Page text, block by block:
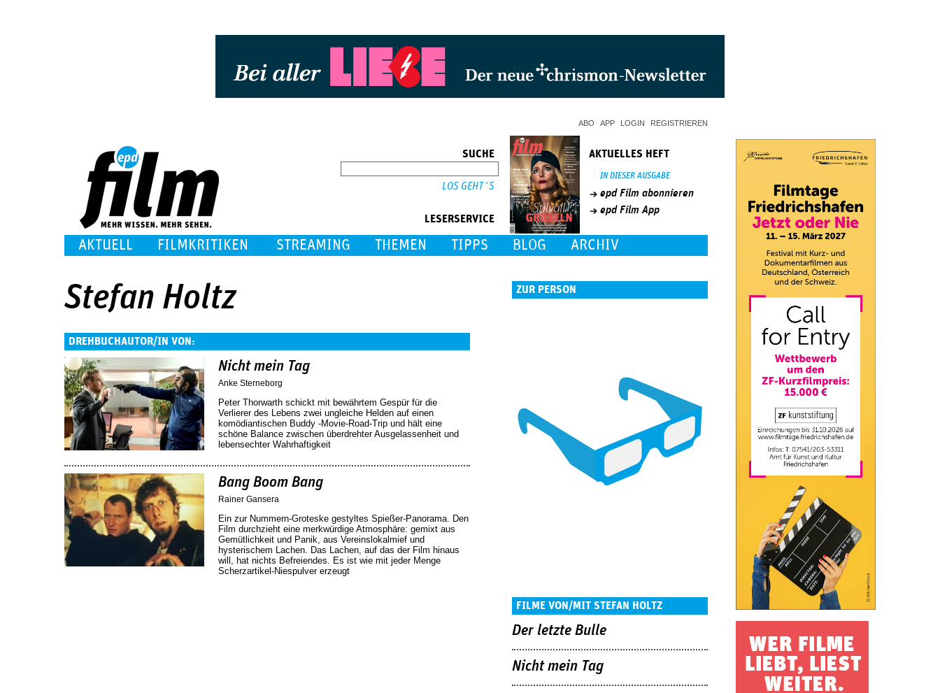
ABO APP LOGIN REGISTRIEREN
SUCHE
LESERSERVICE
AKTUELLES HEFT
IN DIESER AUSGABE
epd Film abonnieren
epd Film App
AKTUELL FILMKRITIKEN STREAMING THEMEN TIPPS BLOG ARCHIV
Stefan Holtz
DREHBUCHAUTOR/IN VON:
Nicht mein Tag
Anke Sterneborg
Peter Thorwarth schickt mit bewährtem Gespür für die
Verlierer des Lebens zwei ungleiche Helden auf einen
komödiantischen Buddy -Movie-Road-Trip und hält eine
schöne Balance zwischen überdrehter Ausgelassenheit und
lebensechter Wahrhaftigkeit
Bang Boom Bang
Rainer Gansera
Ein zur Nummern-Groteske gestyltes Spießer-Panorama. Den
Film durchzieht eine merkwürdige Atmosphäre: gemixt aus
Gemütlichkeit und Panik, aus Vereinslokalmief und
hysterischem Lachen. Das Lachen, auf das der Film hinaus
will, hat nichts Befreiendes. Es ist wie mit jeder Menge
Scherzartikel-Niespulver erzeugt
ZUR PERSON
FILME VON/MIT STEFAN HOLTZ
Der letzte Bulle
Nicht mein Tag